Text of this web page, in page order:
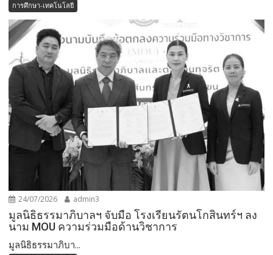
การศึกษา-เทคโนโลยี
24/07/2026 admin3
มูลนิธิธรรมาภิบาลฯ จับมือ โรงเรียนรัตนโกสินทร์ฯ ลง
นาม MOU ความร่วมมือด้านวิชาการ
มูลนิธิธรรมาภิบา...